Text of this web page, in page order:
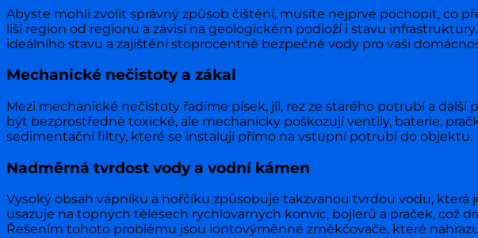
Abyste mohli zvolit správný způsob čištění, musíte nejprve pochopit, co
liší region od regionu a závisí na geologickém podloží i stavu
ideálního stavu a zajištění stoprocentně bezpečné vody pro vaši
Mechanické nečistoty a zákal
Mezi mechanické nečistoty řadíme písek, jíl, rez ze starého potrubí a
být bezprostředně toxické, ale mechanicky poškozují ventily, baterie,
sedimentační filtry, které se instalují přímo na vstupní potrubí do objektu.
Nadměrná tvrdost vody a vodní kámen
Vysoký obsah vápníku a hořčíku způsobuje takzvanou tvrdou vodu,
usazuje na topných tělesech rychlovarných konvic, bojlerů a praček, což
Řešením tohoto problému jsou iontovýměnné změkčovače, které